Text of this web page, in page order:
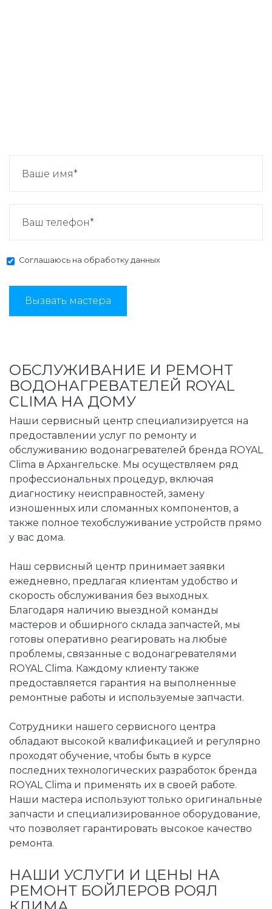
Соглашаюсь на обработку данных
Вызвать мастера
ОБСЛУЖИВАНИЕ И РЕМОНТ
ВОДОНАГРЕВАТЕЛЕЙ ROYAL
CLIMA НА ДОМУ
Наши сервисный центр специализируется на
предоставлении услуг по ремонту и
обслуживанию водонагревателей бренда ROYAL
Clima в Архангельске. Мы осуществляем ряд
профессиональных процедур, включая
диагностику неисправностей, замену
изношенных или сломанных компонентов, а
также полное техобслуживание устройств прямо
у вас дома.
Наш сервисный центр принимает заявки
ежедневно, предлагая клиентам удобство и
скорость обслуживания без выходных.
Благодаря наличию выездной команды
мастеров и обширного склада запчастей, мы
готовы оперативно реагировать на любые
проблемы, связанные с водонагревателями
ROYAL Clima. Каждому клиенту также
предоставляется гарантия на выполненные
ремонтные работы и используемые запчасти.
Сотрудники нашего сервисного центра
обладают высокой квалификацией и регулярно
проходят обучение, чтобы быть в курсе
последних технологических разработок бренда
ROYAL Clima и применять их в своей работе.
Наши мастера используют только оригинальные
запчасти и специализированное оборудование,
что позволяет гарантировать высокое качество
ремонта.
НАШИ УСЛУГИ И ЦЕНЫ НА
РЕМОНТ БОЙЛЕРОВ РОЯЛ